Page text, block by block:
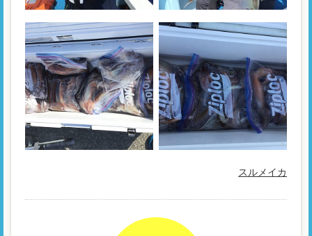
スルメイカ